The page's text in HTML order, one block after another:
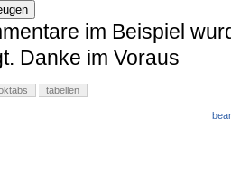
im Beispiel
Danke im Voraus
tabellen